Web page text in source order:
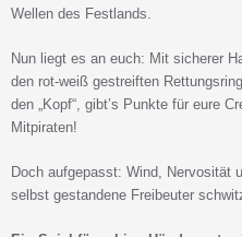
Wellen des Festlands.
Nun liegt es an euch: Mit sicherer
den rot-weiß gestreiften
den „Kopf“, gibt’s Punkte für eure
Mitpiraten!
Doch aufgepasst: Wind, Nervosität
selbst gestandene Freibeuter